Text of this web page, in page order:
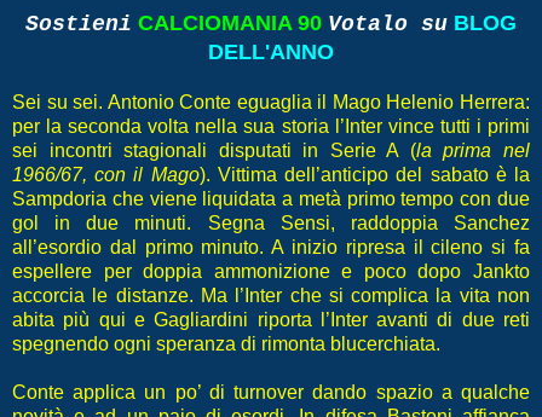
Sostieni CALCIOMANIA 90 Votalo su BLOG
DELL'ANNO
Sei su sei. Antonio Conte eguaglia il Mago Helenio Herrera:
per la seconda volta nella sua storia l’Inter vince tutti i primi
sei incontri stagionali disputati in Serie A (la prima nel
1966/67, con il Mago). Vittima dell’anticipo del sabato è la
Sampdoria che viene liquidata a metà primo tempo con due
gol in due minuti. Segna Sensi, raddoppia Sanchez
all’esordio dal primo minuto. A inizio ripresa il cileno si fa
espellere per doppia ammonizione e poco dopo Jankto
accorcia le distanze. Ma l’Inter che si complica la vita non
abita più qui e Gagliardini riporta l’Inter avanti di due reti
spegnendo ogni speranza di rimonta blucerchiata.
Conte applica un po’ di turnover dando spazio a qualche